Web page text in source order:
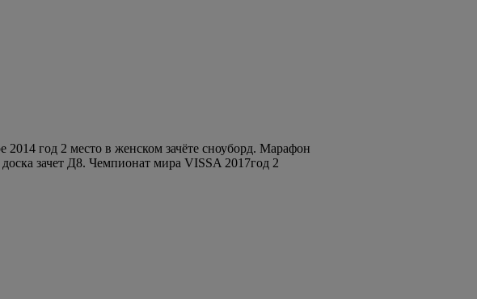
2014 год 2 место в женском зачёте сноуборд. Марафон
зачет Д8. Чемпионат мира VISSA 2017год 2